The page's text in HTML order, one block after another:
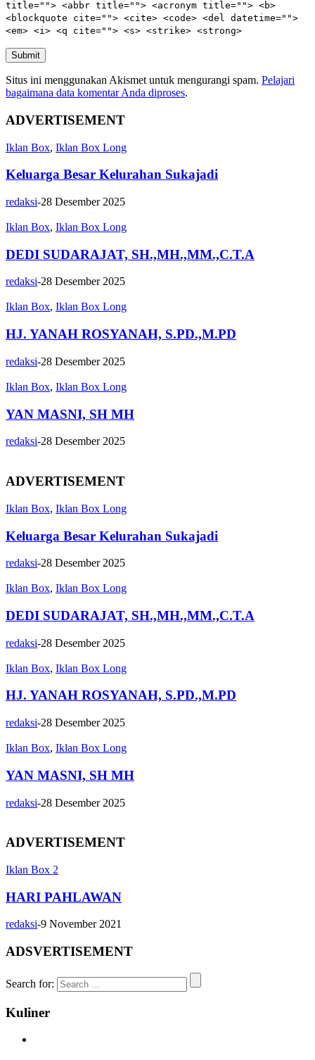
title=""> <abbr title=""> <acronym title=""> <b>
<blockquote cite=""> <cite> <code> <del datetime="">
<em> <i> <q cite=""> <s> <strike> <strong>
Submit
Situs ini menggunakan Akismet untuk mengurangi spam. Pelajari
bagaimana data komentar Anda diproses.
ADVERTISEMENT
Iklan Box, Iklan Box Long
Keluarga Besar Kelurahan Sukajadi
redaksi-28 Desember 2025
Iklan Box, Iklan Box Long
DEDI SUDARAJAT, SH.,MH.,MM.,C.T.A
redaksi-28 Desember 2025
Iklan Box, Iklan Box Long
HJ. YANAH ROSYANAH, S.PD.,M.PD
redaksi-28 Desember 2025
Iklan Box, Iklan Box Long
YAN MASNI, SH MH
redaksi-28 Desember 2025
ADVERTISEMENT
Iklan Box, Iklan Box Long
Keluarga Besar Kelurahan Sukajadi
redaksi-28 Desember 2025
Iklan Box, Iklan Box Long
DEDI SUDARAJAT, SH.,MH.,MM.,C.T.A
redaksi-28 Desember 2025
Iklan Box, Iklan Box Long
HJ. YANAH ROSYANAH, S.PD.,M.PD
redaksi-28 Desember 2025
Iklan Box, Iklan Box Long
YAN MASNI, SH MH
redaksi-28 Desember 2025
ADVERTISEMENT
Iklan Box 2
HARI PAHLAWAN
redaksi-9 November 2021
ADSVERTISEMENT
Search for:
Kuliner